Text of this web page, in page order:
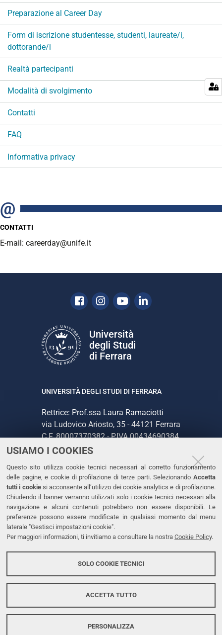
USIAMO I COOKIES
Questo sito utilizza cookie tecnici necessari al corretto funzionamento
delle pagine, e cookie di profilazione di terze parti. Selezionando Accetta
tutti i cookiesi acconsente all’utilizzo dei cookie analytics e di profilazione.
Chiudendo il banner verranno utilizzati solo i cookie tecnici necessari alla
navigazione e alcuni contenuti potrebbero non essere disponibili. Le
preferenze possono essere modificate in qualsiasi momento dal menu
laterale "Gestisci impostazioni cookie".
Per maggiori informazioni, ti invitiamo a consultare la nostra Cookie Policy.
SOLO COOKIE TECNICI
ACCETTA TUTTO
PERSONALIZZA
n
Preparazione al Career Day
Form di iscrizione studentesse, studenti, laureate/i,
dottorande/i
Realtà partecipanti
Modalità di svolgimento
Contatti
FAQ
Informativa privacy
CONTATTI
E-mail: careerday@unife.it
Facebook
Instagram
YoutubeLinkedin
Università
degli Studi
di Ferrara
UNIVERSITÀ DEGLI STUDI DI FERRARA
Rettrice: Prof.ssa Laura Ramaciotti
via Ludovico Ariosto, 35 - 44121 Ferrara
C.F. 80007370382 - P.IVA 00434690384
CONTATTI
Tel. +39 0532 293111
Fax. +39 0532 293031
PEC
LINKS
Accessibilità
Protezione dati personali